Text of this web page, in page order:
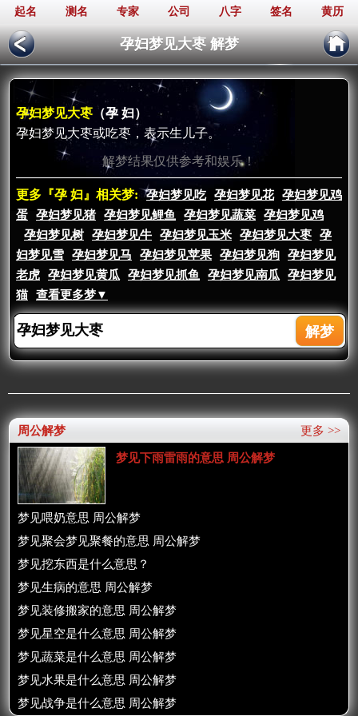
起名 测名 专家 公司 八字 签名 黄历
孕妇梦见大枣 解梦
孕妇梦见大枣 （孕 妇）
孕妇梦见大枣或吃枣，表示生儿子。
解梦结果仅供参考和娱乐！
更多『孕 妇』相关梦: 孕妇梦见吃 孕妇梦见花
孕妇梦见鸡
蛋
孕妇梦见猪 孕妇梦见鲤鱼 孕妇梦见蔬菜
孕妇梦见鸡
孕妇梦见树
孕妇梦见牛 孕妇梦见玉米 孕妇梦见大枣
孕
妇梦见雪
孕妇梦见马 孕妇梦见苹果 孕妇梦见狗
孕妇梦见
老虎
孕妇梦见黄瓜 孕妇梦见抓鱼 孕妇梦见南瓜
孕妇梦见
猫
查看更多梦▼
更多 >>
周公解梦
梦见下雨雷雨的意思 周公解梦
梦见喂奶意思 周公解梦
梦见聚会梦见聚餐的意思 周公解梦
梦见挖东西是什么意思？
梦见生病的意思 周公解梦
梦见装修搬家的意思 周公解梦
梦见星空是什么意思 周公解梦
梦见蔬菜是什么意思 周公解梦
梦见水果是什么意思 周公解梦
梦见战争是什么意思 周公解梦